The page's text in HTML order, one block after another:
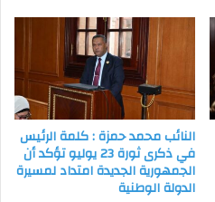
النائب محمد حمزة : كلمة الرئيس
في ذكرى ثورة 23 يوليو تؤكد أن
الجمهورية الجديدة امتداد لمسيرة
الدولة الوطنية